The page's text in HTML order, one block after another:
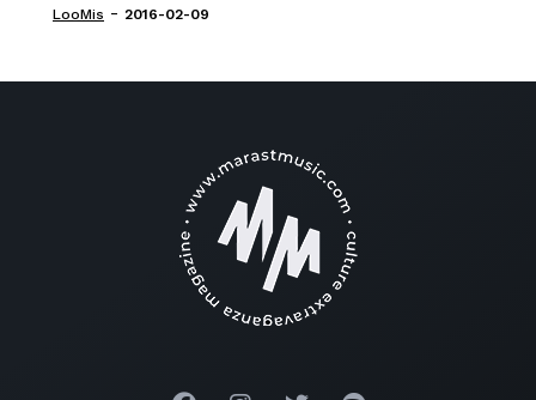
LooMis - 2016-02-09